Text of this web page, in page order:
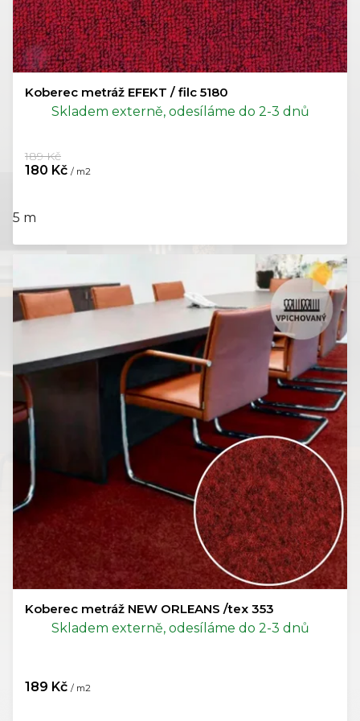
Koberec metráž EFEKT / filc 5180
Skladem externě, odesíláme do 2-3 dnů
180 Kč / m2
189 Kč
5 m
Koberec metráž NEW ORLEANS /tex 353
Skladem externě, odesíláme do 2-3 dnů
189 Kč / m2